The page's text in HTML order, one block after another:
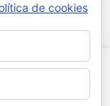
mejorar la
y publicidad
de cookies